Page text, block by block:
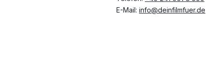
E-Mail: info@deinfilmfuer.de